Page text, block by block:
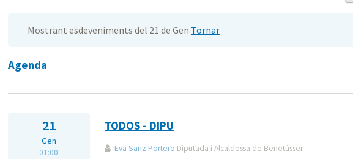
Mostrant esdeveniments del 21 de Gen Tornar
Agenda
21
Gen
01:00
TODOS - DIPU
Eva Sanz Portero Diputada i Alcaldessa de Benetússer